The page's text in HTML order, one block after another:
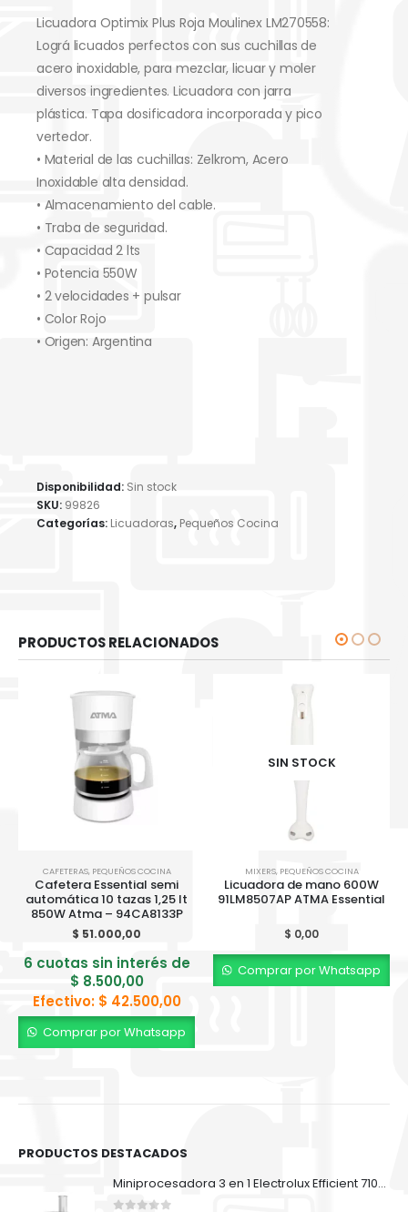
Licuadora Optimix Plus Roja Moulinex LM270558:
Lográ licuados perfectos con sus cuchillas de
acero inoxidable, para mezclar, licuar y moler
diversos ingredientes. Licuadora con jarra
plástica. Tapa dosificadora incorporada y pico
vertedor.
• Material de las cuchillas: Zelkrom, Acero
Inoxidable alta densidad.
• Almacenamiento del cable.
• Traba de seguridad.
• Capacidad 2 lts
• Potencia 550W
• 2 velocidades + pulsar
• Color Rojo
• Origen: Argentina
Disponibilidad: Sin stock
SKU: 99826
Categorías: Licuadoras, Pequeños Cocina
PRODUCTOS RELACIONADOS
CAFETERAS, PEQUEÑOS COCINA
Cafetera Essential semi
automática 10 tazas 1,25 lt
850W Atma – 94CA8133P
$ 51.000,00
6 cuotas sin interés de
$ 8.500,00
Efectivo: $ 42.500,00
Comprar por Whatsapp
SIN STOCK
MIXERS, PEQUEÑOS COCINA
Licuadora de mano 600W
91LM8507AP ATMA Essential
$ 0,00
Comprar por Whatsapp
PRODUCTOS DESTACADOS
Miniprocesadora 3 en 1 Electrolux Efficient 710ml EFP500